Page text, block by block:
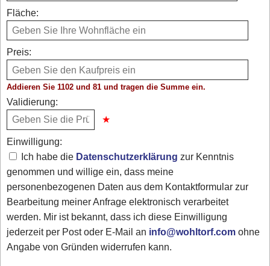
Fläche:
Preis:
Addieren Sie 1102 und 81 und tragen die Summe ein.
Validierung:
Einwilligung:
Ich habe die Datenschutzerklärung zur Kenntnis
genommen und willige ein, dass meine
personenbezogenen Daten aus dem Kontaktformular zur
Bearbeitung meiner Anfrage elektronisch verarbeitet
werden. Mir ist bekannt, dass ich diese Einwilligung
jederzeit per Post oder E-Mail an info@wohltorf.comohne
Angabe von Gründen widerrufen kann.